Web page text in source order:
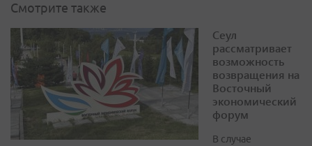
Смотрите также
Сеул
рассматривает
возможность
возвращения на
Восточный
экономический
форум
В случае